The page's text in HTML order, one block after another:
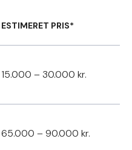
ESTIMERET PRIS*
15.000 – 30.000 kr.
65.000 – 90.000 kr.